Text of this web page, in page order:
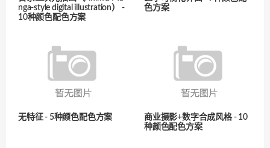
nga-style digital illustration） -
10种颜色配色方案
色方案
无特征 - 5种颜色配色方案
商业摄影+数字合成风格 - 10
种颜色配色方案